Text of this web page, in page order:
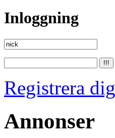
Inloggning
Registrera dig
Annonser